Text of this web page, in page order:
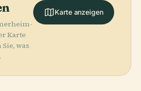
Karte
was
Karte anzeigen